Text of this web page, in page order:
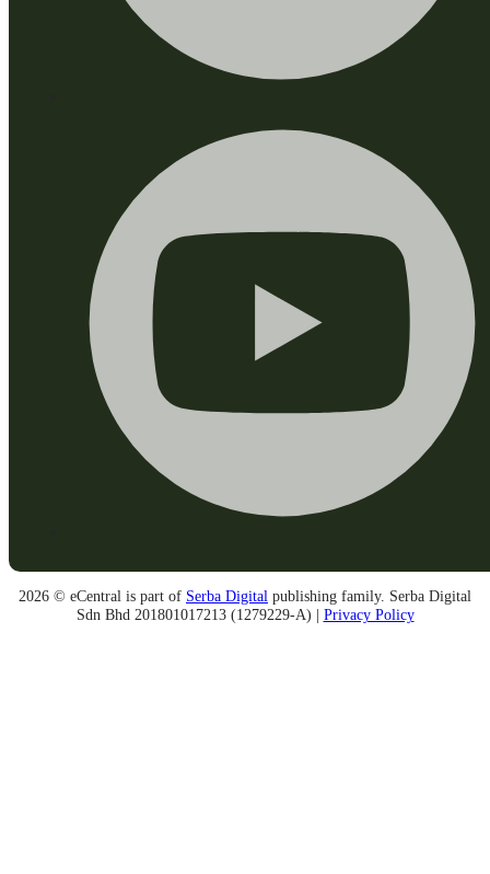
2026 © eCentral is part of Serba Digital publishing family. Serba Digital
Sdn Bhd 201801017213 (1279229-A) | Privacy Policy